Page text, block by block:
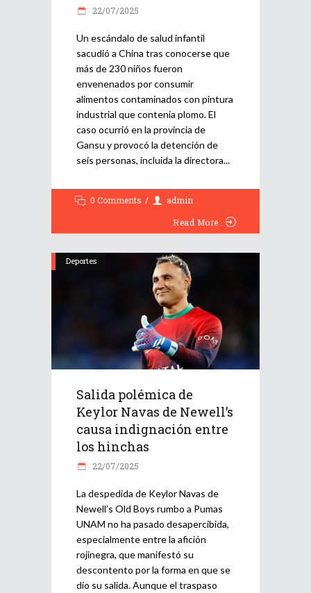
22/07/2025
Un escándalo de salud infantil
sacudió a China tras conocerse que
más de 230 niños fueron
envenenados por consumir
alimentos contaminados con pintura
industrial que contenía plomo. El
caso ocurrió en la provincia de
Gansu y provocó la detención de
seis personas, incluida la directora
0 Comments
admin
Read More
Deportes
Salida polémica de
Keylor Navas de Newell’s
causa indignación entre
los hinchas
22/07/2025
La despedida de Keylor Navas de
Newell’s Old Boys rumbo a Pumas
UNAM no ha pasado desapercibida,
especialmente entre la afición
rojinegra, que manifestó su
descontento por la forma en que se
dio su salida. Aunque el traspaso